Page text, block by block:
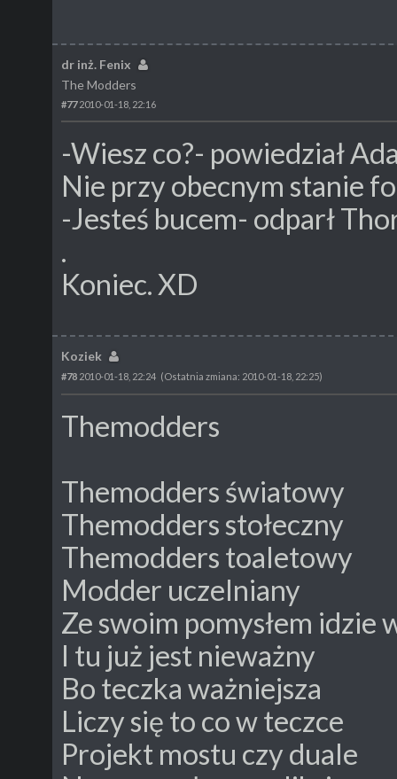
dr inż. Fenix
The Modders
#772010-01-18, 22:16
-Wiesz co?- powiedział
Nie przy obecnym stanie
-Jesteś bucem- odparł
.
Koniec. XD
Koziek
#78 2010-01-18, 22:24 (Ostatnia zmiana: 2010-01-18, 22:25)
Themodders
Themodders światowy
Themodders stołeczny
Themodders toaletowy
Modder uczelniany
Ze swoim pomysłem idzie
I tu już jest nieważny
Bo teczka ważniejsza
Liczy się to co w teczce
Projekt mostu czy duale